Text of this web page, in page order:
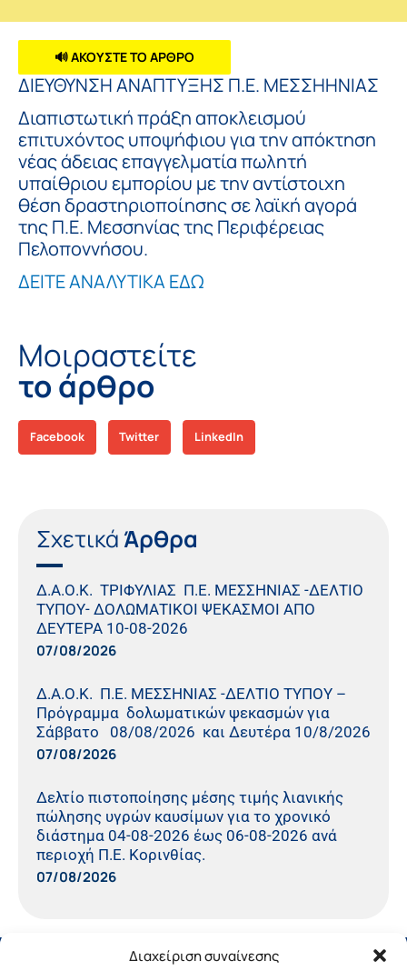
Διαχείριση συναίνεσης
🔊 ΑΚΟΥΣΤΕ ΤΟ ΑΡΘΡΟ
ΔΙΕΥΘΥΝΣΗ ΑΝΑΠΤΥΞΗΣ Π.Ε. ΜΕΣΣΗΗΝΙΑΣ
Διαπιστωτική πράξη αποκλεισμού
επιτυχόντος υποψήφιου για την απόκτηση
νέας άδειας επαγγελματία πωλητή
υπαίθριου εμπορίου με την αντίστοιχη
θέση δραστηριοποίησης σε λαϊκή αγορά
της Π.Ε. Μεσσηνίας της Περιφέρειας
Πελοποννήσου.
ΔΕΙΤΕ ΑΝΑΛΥΤΙΚΑ ΕΔΩ
Μοιραστείτε
το άρθρο
Facebook Twitter LinkedIn
Σχετικά Άρθρα
Δ.Α.Ο.Κ. ΤΡΙΦΥΛΙΑΣ Π.Ε. ΜΕΣΣΗΝΙΑΣ -ΔΕΛΤΙΟ
ΤΥΠΟΥ- ΔΟΛΩΜΑΤΙΚΟΙ ΨΕΚΑΣΜΟΙ ΑΠΟ
ΔΕΥΤΕΡΑ 10-08-2026
07/08/2026
Δ.Α.Ο.Κ. Π.Ε. ΜΕΣΣΗΝΙΑΣ -ΔΕΛΤΙΟ ΤΥΠΟΥ –
Πρόγραμμα δολωματικών ψεκασμών για
Σάββατο 08/08/2026 και Δευτέρα 10/8/2026
07/08/2026
Δελτίο πιστοποίησης μέσης τιμής λιανικής
πώλησης υγρών καυσίμων για το χρονικό
διάστημα 04-08-2026 έως 06-08-2026 ανά
περιοχή Π.Ε. Κορινθίας.
07/08/2026